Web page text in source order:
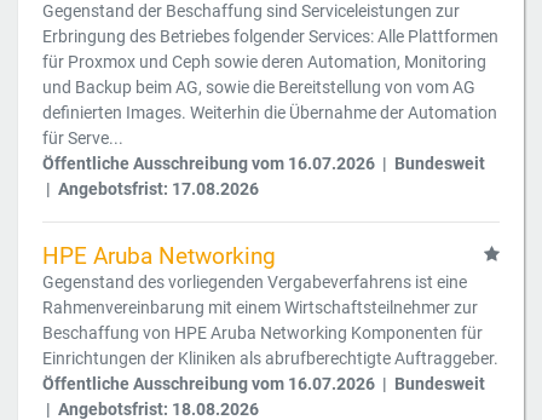
Gegenstand der Beschaffung sind Serviceleistungen zur
Erbringung des Betriebes folgender Services: Alle Plattformen
für Proxmox und Ceph sowie deren Automation, Monitoring
und Backup beim AG, sowie die Bereitstellung von vom AG
definierten Images. Weiterhin die Übernahme der Automation
für Serve...
Öffentliche Ausschreibung vom 16.07.2026 | Bundesweit
| Angebotsfrist: 17.08.2026
HPE Aruba Networking
Gegenstand des vorliegenden Vergabeverfahrens ist eine
Rahmenvereinbarung mit einem Wirtschaftsteilnehmer zur
Beschaffung von HPE Aruba Networking Komponenten für
Einrichtungen der Kliniken als abrufberechtigte Auftraggeber.
Öffentliche Ausschreibung vom 16.07.2026 | Bundesweit
| Angebotsfrist: 18.08.2026